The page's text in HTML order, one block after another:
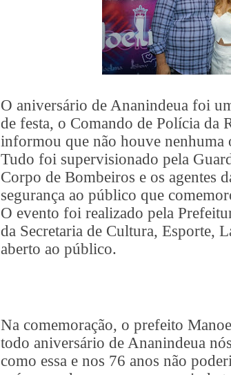
O aniversário de Ananindeua foi
de festa, o Comando de Polícia da
informou que não houve nenhuma
Tudo foi supervisionado pela
Corpo de Bombeiros e os agentes
segurança ao público que
O evento foi realizado pela
da Secretaria de Cultura, Esporte,
aberto ao público.
Na comemoração, o prefeito
todo aniversário de Ananindeua
como essa e nos 76 anos não